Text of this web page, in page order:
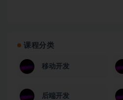
课程分类
移动开发
后端开发